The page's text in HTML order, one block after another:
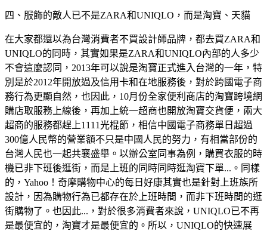
四、服飾的敵人已不是ZARA和UNIQLO ，而是淘寶、天貓
在大家都還以為台灣消費者不買設計師品牌，都去買ZARA和
UNIQLO的同時，其實如果是ZARA和UNIQLO內部的人多少
不會這麼認同， 2013年可以說是淘寶正式進入台灣的一年，特
別是於2012年開放過及信用卡和在地服務後，對於跨國電子商
務行為更顯自然，也因此， 10月份全家便利商店的淘寶跨境網
購店取服務上線後，再加上統一超商也開放淘寶交貨便，兩大
超商的服務都趕上1111光棍節，相信中國電子商務單日超過
300億人民幣的營業額不只是中國人民的努力，有相當部份的
台灣人民也一起共襄盛舉。以辦公室同事為例，購買衣服的時
機已非下班後逛街，而是上班的同時同時逛淘寶下單... 。同樣
的， Yahoo ！奇摩購物中心的每日好康其實也是針對上班族所
設計，因為購物行為已都存在於上班時間，而非下班時間的逛
街購物了。也因此... ，對於很多消費者來說， UNIQLO已不再
是最便宜的，淘寶才是最便宜的。所以， UNIQLO的快速展